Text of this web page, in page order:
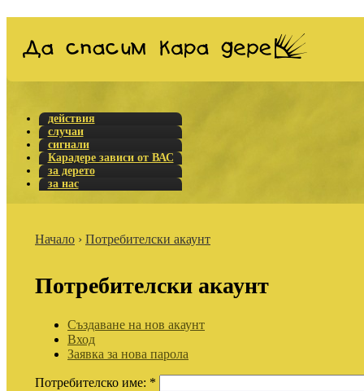
действия
случаи
сигнали
Карадере зависи от ВАС
за дерето
за нас
Начало › Потребителски акаунт
Потребителски акаунт
Създаване на нов акаунт
Вход
Заявка за нова парола
Потребителско име: *